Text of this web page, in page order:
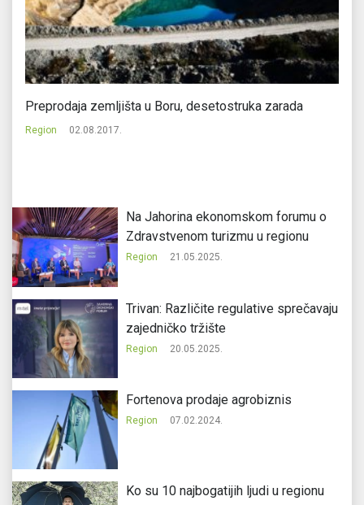
Preprodaja zemljišta u Boru, desetostruka zarada
Region 02.08.2017.
Na Jahorina ekonomskom forumu o
Zdravstvenom turizmu u regionu
Region 21.05.2025.
Trivan: Različite regulative sprečavaju
zajedničko tržište
Region 20.05.2025.
Fortenova prodaje agrobiznis
Region 07.02.2024.
Ko su 10 najbogatijih ljudi u regionu